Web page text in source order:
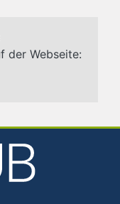
der Webseite: